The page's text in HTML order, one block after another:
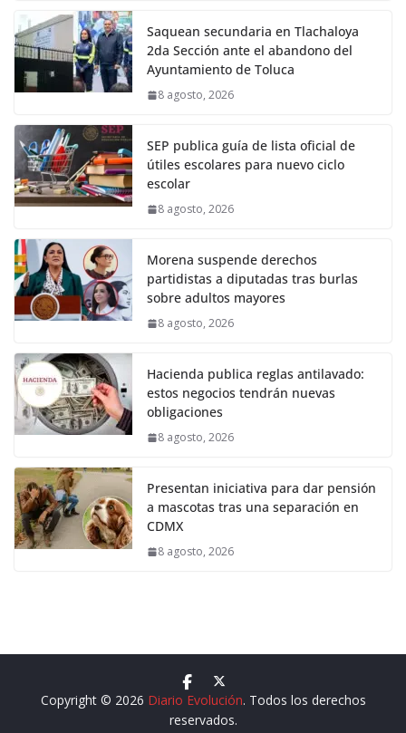
Saquean secundaria en Tlachaloya
2da Sección ante el abandono del
Ayuntamiento de Toluca
8 agosto, 2026
SEP publica guía de lista oficial de
útiles escolares para nuevo ciclo
escolar
8 agosto, 2026
Morena suspende derechos
partidistas a diputadas tras burlas
sobre adultos mayores
8 agosto, 2026
Hacienda publica reglas antilavado:
estos negocios tendrán nuevas
obligaciones
8 agosto, 2026
Presentan iniciativa para dar pensión
a mascotas tras una separación en
CDMX
8 agosto, 2026
Copyright © 2026 Diario Evolución. Todos los derechos
reservados.